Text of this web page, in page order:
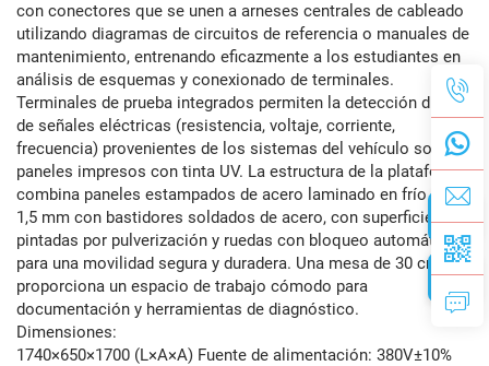
con conectores que se unen a arneses centrales de cableado
utilizando diagramas de circuitos de referencia o manuales de
mantenimiento, entrenando eficazmente a los estudiantes en
análisis de esquemas y conexionado de terminales.
Terminales de prueba integrados permiten la detección directa
de señales eléctricas (resistencia, voltaje, corriente,
frecuencia) provenientes de los sistemas del vehículo sobre
paneles impresos con tinta UV. La estructura de la plataforma
combina paneles estampados de acero laminado en frío de
1,5 mm con bastidores soldados de acero, con superficies
pintadas por pulverización y ruedas con bloqueo automático
para una movilidad segura y duradera. Una mesa de 30 cm
proporciona un espacio de trabajo cómodo para
documentación y herramientas de diagnóstico.
Dimensiones:
1740×650×1700 (L×A×A) Fuente de alimentación: 380V±10%